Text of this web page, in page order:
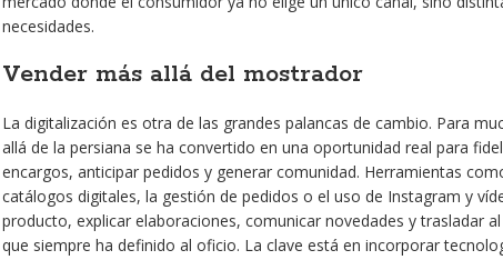
necesidades.
Vender más allá del mostrador
La digitalización es otra de las grandes palancas de cambio. Para
allá de la persiana se ha convertido en una oportunidad real para
encargos, anticipar pedidos y generar comunidad. Herramientas
catálogos digitales, la gestión de pedidos o el uso de Instagram y
producto, explicar elaboraciones, comunicar novedades y trasladar
que siempre ha definido al oficio. La clave está en incorporar